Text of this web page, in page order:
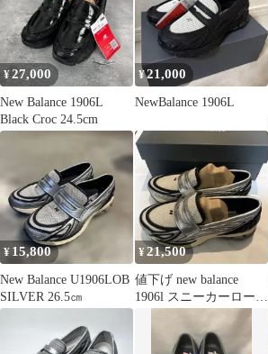
¥27,000
New Balance 1906L
Black Croc 24.5cm
¥21,000
NewBalance 1906L
¥ 15,800
New Balance U1906LOB
SILVER 26.5㎝
¥21,500
値下げ new balance
1906l スニーカーローフ